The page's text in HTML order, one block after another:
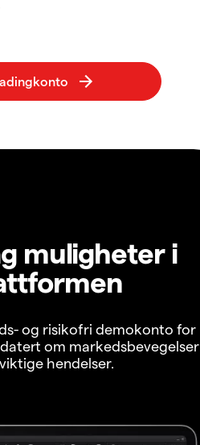
muligheter i
og risikofri demokonto for
om markedsbevegelser
hendelser.